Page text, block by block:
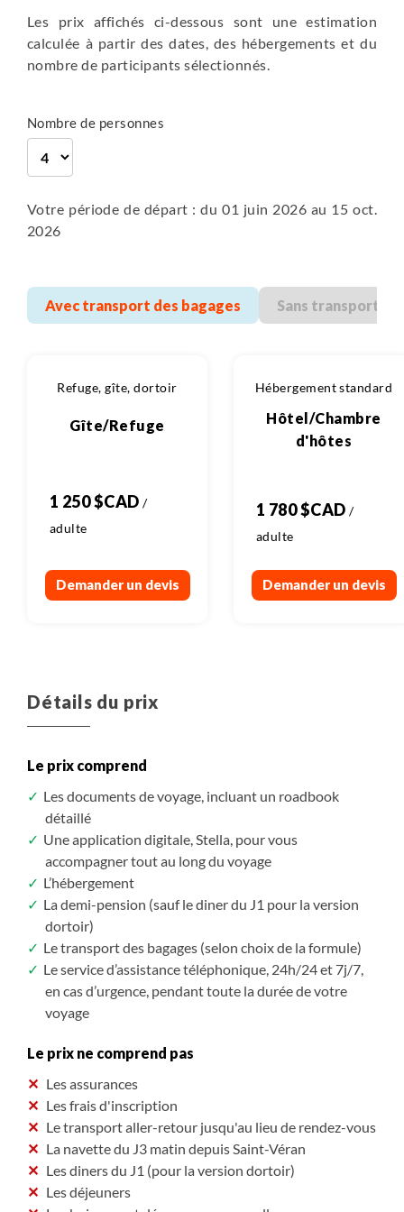
en gîte
Petit-déjeuner, Diner
300 m
Plus de détails
Les prix affichés ci-dessous sont une estimation
calculée à partir des dates, des hébergements et du
nombre de participants sélectionnés.
Nombre de personnes
Votre période de départ : du 01 juin 2026 au 15 oct.
2026
Avec transport des bagages Sans transport
Refuge, gîte, dortoir
Gîte/Refuge
1 250 $CAD
Demander un devis
Hébergement standard
Hôtel/Chambre
d'hôtes
1 780 $CAD
Demander un devis
Détails du prix
Le prix comprend
Les documents de voyage, incluant un roadbook
détaillé
Une application digitale, Stella, pour vous
accompagner tout au long du voyage
L’hébergement
La demi-pension (sauf le diner du J1 pour la version
dortoir)
Le transport des bagages (selon choix de la formule)
Le service d’assistance téléphonique, 24h/24 et 7j/7,
en cas d’urgence, pendant toute la durée de votre
voyage
Le prix ne comprend pas
Les assurances
Les frais d'inscription
Le transport aller-retour jusqu'au lieu de rendez-vous
La navette du J3 matin depuis Saint-Véran
Les diners du J1 (pour la version dortoir)
Les déjeuners